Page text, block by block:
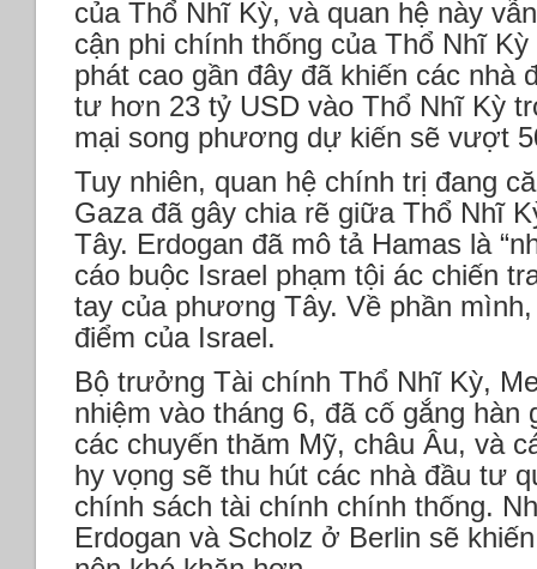
của Thổ Nhĩ Kỳ, và quan hệ này
cận phi chính thống của Thổ Nhĩ
phát cao gần đây đã khiến các
tư hơn 23 tỷ USD vào Thổ Nhĩ Kỳ
mại song phương dự kiến sẽ vượt
Tuy nhiên, quan hệ chính trị đang
Gaza đã gây chia rẽ giữa Thổ Nhĩ
Tây. Erdogan đã mô tả Hamas là
cáo buộc Israel phạm tội ác chiến
tay của phương Tây. Về phần
điểm của Israel.
Bộ trưởng Tài chính Thổ Nhĩ Kỳ,
nhiệm vào tháng 6, đã cố gắng hàn
các chuyến thăm Mỹ, châu Âu, và
hy vọng sẽ thu hút các nhà đầu tư
chính sách tài chính chính thống.
Erdogan và Scholz ở Berlin sẽ